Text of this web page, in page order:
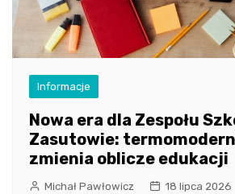
Informacje
Nowa era dla Zespołu
Zasutowie:
zmienia oblicze edukacji
Michał Pawłowicz 18 lipca 2026